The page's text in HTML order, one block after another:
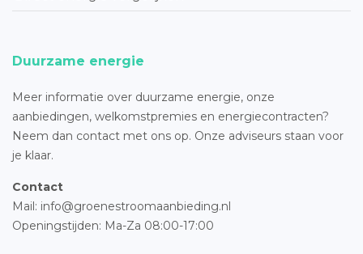
Duurzame energie
Meer informatie over duurzame energie, onze
aanbiedingen, welkomstpremies en energiecontracten?
Neem dan contact met ons op. Onze adviseurs staan voor
je klaar.
Contact
Mail: info@groenestroomaanbieding.nl
Openingstijden: Ma-Za 08:00-17:00